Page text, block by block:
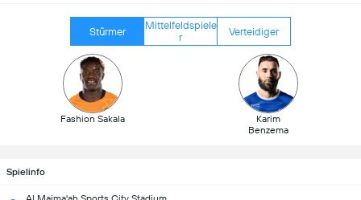
Stürmer
Mittelfeldspiele
r
Verteidiger
Fashion Sakala
Karim
Benzema
Spielinfo